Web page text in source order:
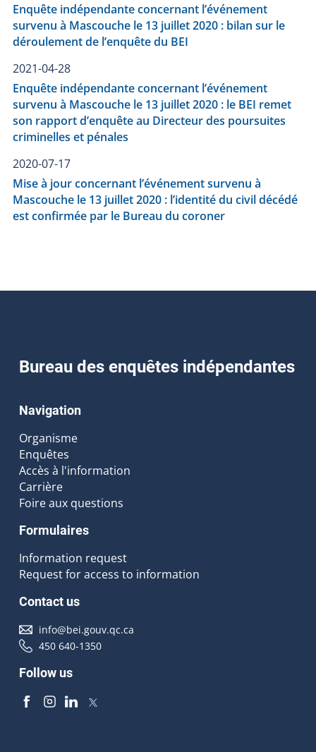
Enquête indépendante concernant l’événement
survenu à Mascouche le 13 juillet 2020 : bilan sur le
déroulement de l’enquête du BEI
2021-04-28
Enquête indépendante concernant l’événement
survenu à Mascouche le 13 juillet 2020 : le BEI remet
son rapport d’enquête au Directeur des poursuites
criminelles et pénales
2020-07-17
Mise à jour concernant l’événement survenu à
Mascouche le 13 juillet 2020 : l’identité du civil décédé
est confirmée par le Bureau du coroner
Bureau des enquêtes indépendantes
Navigation
Organisme
Enquêtes
Accès à l'information
Carrière
Foire aux questions
Formulaires
Information request
Request for access to information
Contact us
info@bei.gouv.qc.ca
450 640-1350
Follow us